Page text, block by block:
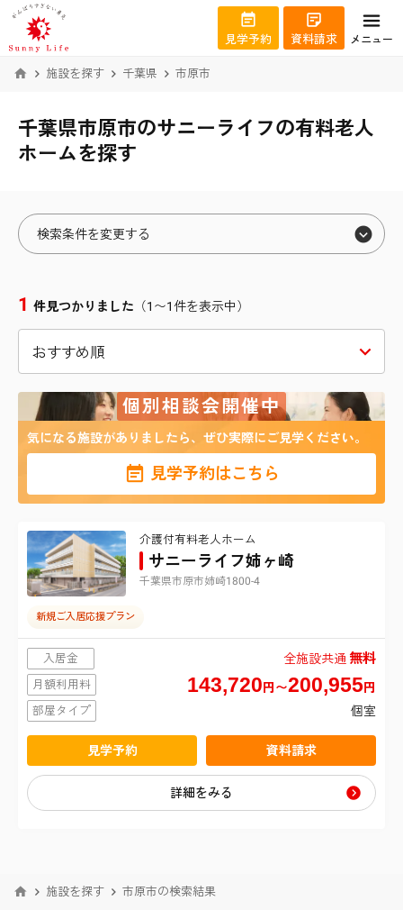
見学予約 資料請求 メニュー
施設を探す 千葉県 市原市
千葉県市原市のサニーライフの有料老人
ホームを探す
検索条件を変更する
札幌市東区
札幌市白石区
札幌市西区
仙台市青葉区
仙台市宮城野区
仙台市泉区
東京都
港区
新宿区
台東区
品川区
目黒区
大田区
世田谷区
中野区
横浜市鶴見区
横浜市南区
横浜市港北区
横浜市戸塚区
横浜市旭区
横浜市瀬谷区
埼玉県
さいたま市北区
さいたま市大宮区
さいたま市中央区
さいたま市桜区
さいたま市南区
千葉県
千葉市中央区
千葉市花見川区
千葉市稲毛区
千葉市緑区
松戸市
該当する施設は 1 件
1 件見つかりました （1〜1件を表示中）
個別相談会開催中
気になる施設がありましたら、ぜひ実際にご見学ください。
見学予約はこちら
介護付有料老人ホーム
サニーライフ姉ヶ崎
千葉県市原市姉崎1800-4
新規ご入居応援プラン
入居金 全施設共通 無料
月額利用料 143,720 円〜200,955円
部屋タイプ 個室
見学予約 資料請求
詳細をみる
施設を探す 市原市の検索結果